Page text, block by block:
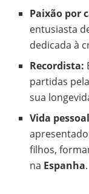
Paixão por
entusiasta
dedicada à
Recordista:
partidas
sua
Vida
filhos,
na Espanha.